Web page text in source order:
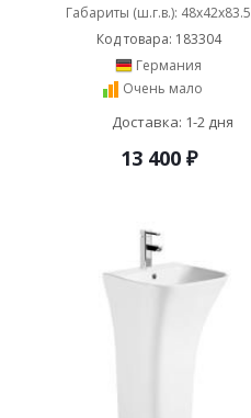
Габариты (ш.г.в.): 48x42x83.5
Код товара: 183304
Германия
Очень мало
Доставка: 1-2 дня
13 400₽